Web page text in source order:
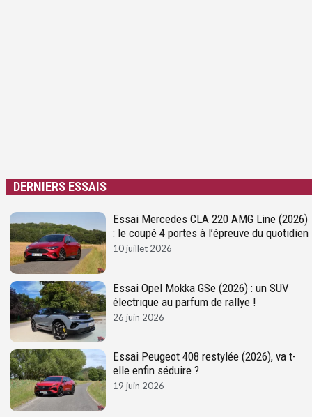
DERNIERS ESSAIS
Essai Mercedes CLA 220 AMG Line (2026)
: le coupé 4 portes à l’épreuve du quotidien
10 juillet 2026
Essai Opel Mokka GSe (2026) : un SUV
électrique au parfum de rallye !
26 juin 2026
Essai Peugeot 408 restylée (2026), va t-
elle enfin séduire ?
19 juin 2026